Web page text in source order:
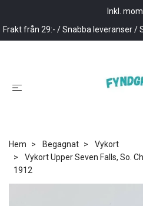
Inkl.
Frakt från 29:- / Snabba leveranser /
Hem Begagnat
Vykort
Vykort Upper Seven Falls, So.
1912